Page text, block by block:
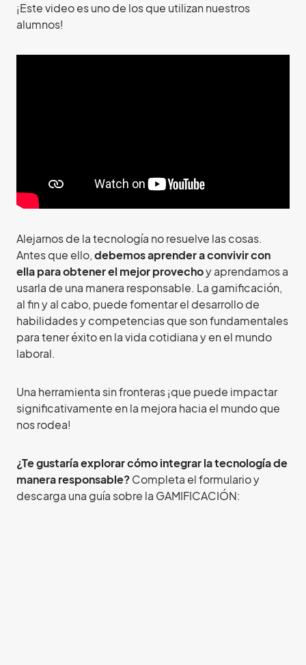
¡Este video es uno de los que utilizan nuestros
alumnos!
Alejarnos de la tecnología no resuelve las cosas.
Antes que ello,debemos aprender a convivir con
ella paraobtener el mejor provechoy aprendamos a
usarla de una manera responsable. La gamificación,
al fin y al cabo, puede fomentar el desarrollo de
habilidades y competencias que son fundamentales
para tener éxito en la vida cotidiana y en el mundo
laboral.
Una herramienta sin fronteras ¡que puede impactar
significativamente en la mejora hacia el mundo que
nos rodea!
¿Te gustaría explorar cómo integrar la tecnología de
manera responsable?Completa el formulario y
descarga una guía sobre la GAMIFICACIÓN: